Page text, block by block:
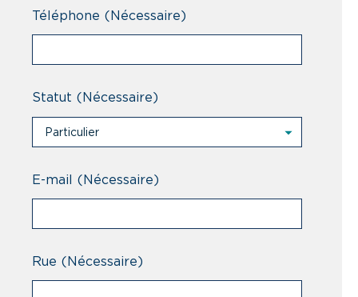
Téléphone (Nécessaire)
Statut (Nécessaire)
Particulier
Professionnel
E-mail (Nécessaire)
Rue (Nécessaire)